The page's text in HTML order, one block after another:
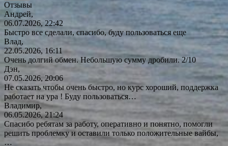
Отзывы
Андрей,
06.07.2026, 22:42
Быстро все сделали, спасибо, буду пользоваться еще
Влад,
22.05.2026, 16:11
Очень долгий обмен. Небольшую сумму дробили. 2/10
Дэн,
07.05.2026, 20:06
Не сказать чтобы очень быстро, но курс хороший, поддержка
работает на ура ! Буду пользоваться…
Владимир,
06.05.2026, 21:24
Спасибо ребятам за работу, оперативно и понятно, помогли
решить проблемку и оставили только положительные вайбы,
…